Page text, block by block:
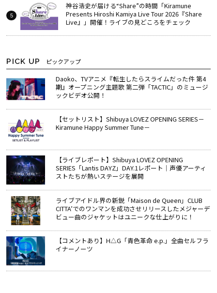
神谷浩史が届ける“Share”の時間――「Kiramune
Presents Hiroshi Kamiya Live Tour 2026『Share
Live』」開催！ライブの見どころをチェック
PICK UP ピックアップ
Daoko、TVアニメ『転生したらスライムだった件 第4
期』オープニング主題歌 第二弾「TACTIC」のミュージ
ックビデオ公開！
【セットリスト】Shibuya LOVEZ OPENING SERIES－
Kiramune Happy Summer Tune－
【ライブレポート】Shibuya LOVEZ OPENING
SERIES「Lantis DAYZ」DAY.1レポート｜声優アーティ
ストたちが熱いステージを展開
ライブアイドル界の新鋭「Maison de Queen」CLUB
CITTA’でのワンマンを成功させリリースしたメジャーデ
ビュー曲のジャケットはユニークな仕上がりに！
【コメントあり】H△G「青色革命 e.p.」全曲セルフラ
イナーノーツ